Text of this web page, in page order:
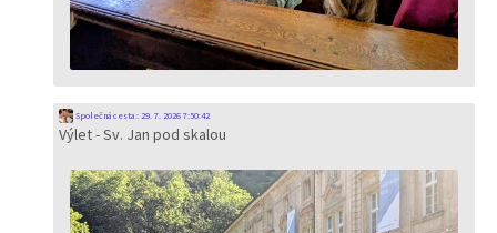
Společná cesta: 29. 7. 2026 7:50:42
Výlet - Sv. Jan pod skalou